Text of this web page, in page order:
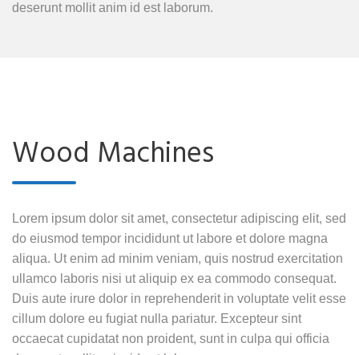
deserunt mollit anim id est laborum.
Wood Machines
Lorem ipsum dolor sit amet, consectetur adipiscing elit, sed
do eiusmod tempor incididunt ut labore et dolore magna
aliqua. Ut enim ad minim veniam, quis nostrud exercitation
ullamco laboris nisi ut aliquip ex ea commodo consequat.
Duis aute irure dolor in reprehenderit in voluptate velit esse
cillum dolore eu fugiat nulla pariatur. Excepteur sint
occaecat cupidatat non proident, sunt in culpa qui officia